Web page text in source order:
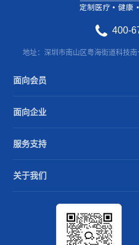
400-
地址：深圳市南山区粤海街道科技
面向会员
面向企业
服务支持
关于我们